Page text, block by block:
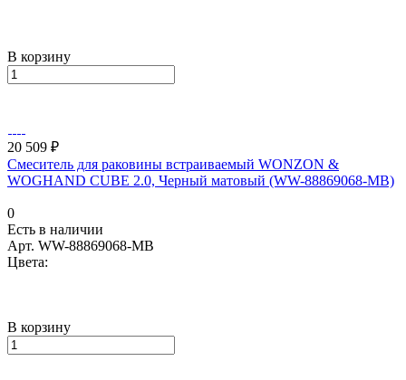
В корзину
20 509 ₽
Смеситель для раковины встраиваемый WONZON &
WOGHAND CUBE 2.0, Черный матовый (WW-88869068-MB)
0
Есть в наличии
Арт. WW-88869068-MB
Цвета:
В корзину